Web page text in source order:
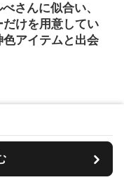
さんに似合い、
けを用意してい
アイテムと出会
カラーなどのお
用意！どんな悩み